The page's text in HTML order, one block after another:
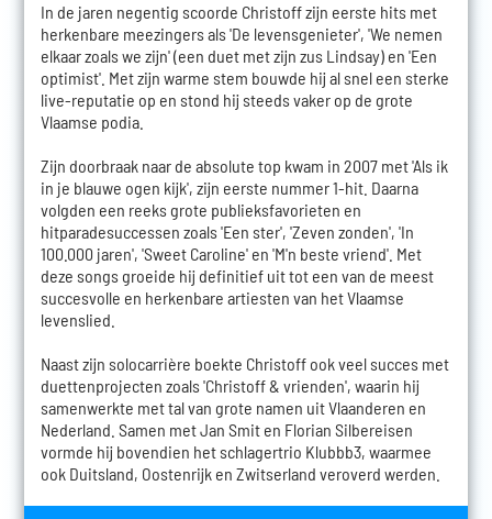
In de jaren negentig scoorde Christoff zijn eerste hits met
herkenbare meezingers als 'De levensgenieter', 'We nemen
elkaar zoals we zijn' (een duet met zijn zus Lindsay) en 'Een
optimist'. Met zijn warme stem bouwde hij al snel een sterke
live-reputatie op en stond hij steeds vaker op de grote
Vlaamse podia.
Zijn doorbraak naar de absolute top kwam in 2007 met 'Als ik
in je blauwe ogen kijk', zijn eerste nummer 1-hit. Daarna
volgden een reeks grote publieksfavorieten en
hitparadesuccessen zoals 'Een ster', 'Zeven zonden', 'In
100.000 jaren', 'Sweet Caroline' en 'M'n beste vriend'. Met
deze songs groeide hij definitief uit tot een van de meest
succesvolle en herkenbare artiesten van het Vlaamse
levenslied.
Naast zijn solocarrière boekte Christoff ook veel succes met
duettenprojecten zoals 'Christoff & vrienden', waarin hij
samenwerkte met tal van grote namen uit Vlaanderen en
Nederland. Samen met Jan Smit en Florian Silbereisen
vormde hij bovendien het schlagertrio Klubbb3, waarmee
ook Duitsland, Oostenrijk en Zwitserland veroverd werden.